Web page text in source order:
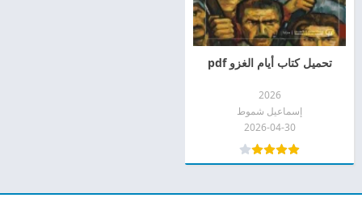
تحميل كتاب أيام الغزو pdf
2026
إسماعيل شموط
2026-04-30